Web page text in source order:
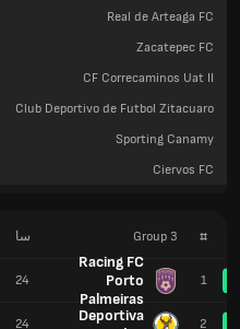
Real de Arteaga FC
Zacatepec FC
CF Correcaminos Uat II
Club Deportivo de Futbol Zitacuaro
Sporting Canamy
Ciervos FC
#
Group 3
1
Racing FC
Porto
Palmeiras
2
Deportiva
سا
24
24